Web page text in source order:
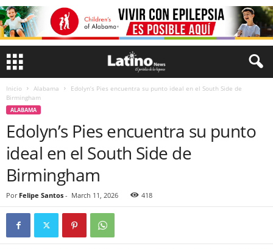
Inicio Alabama
Edolyn’s Pies encuentra su punto ideal en el South Side de
Birmingham
ALABAMA
Edolyn’s Pies encuentra su punto
ideal en el South Side de
Birmingham
Por Felipe Santos - March 11, 2026 418